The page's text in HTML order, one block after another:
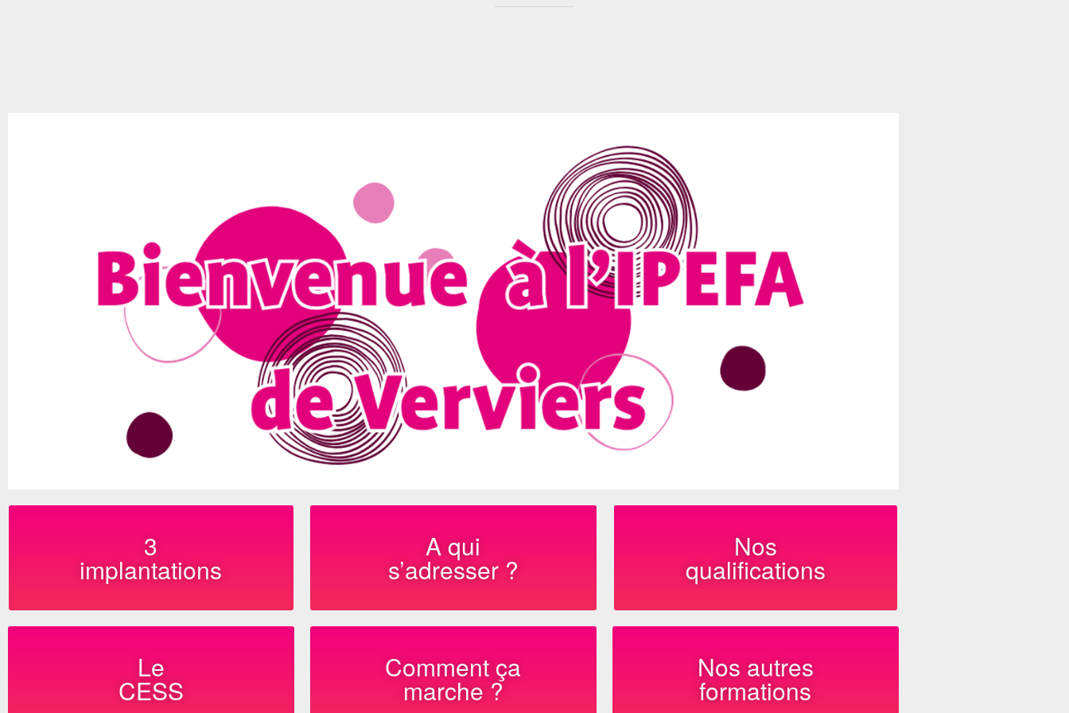
3
implantations
A qui
s’adresser ?
Nos
qualifications
Le
CESS
Comment ça
marche ?
Nos autres
formations